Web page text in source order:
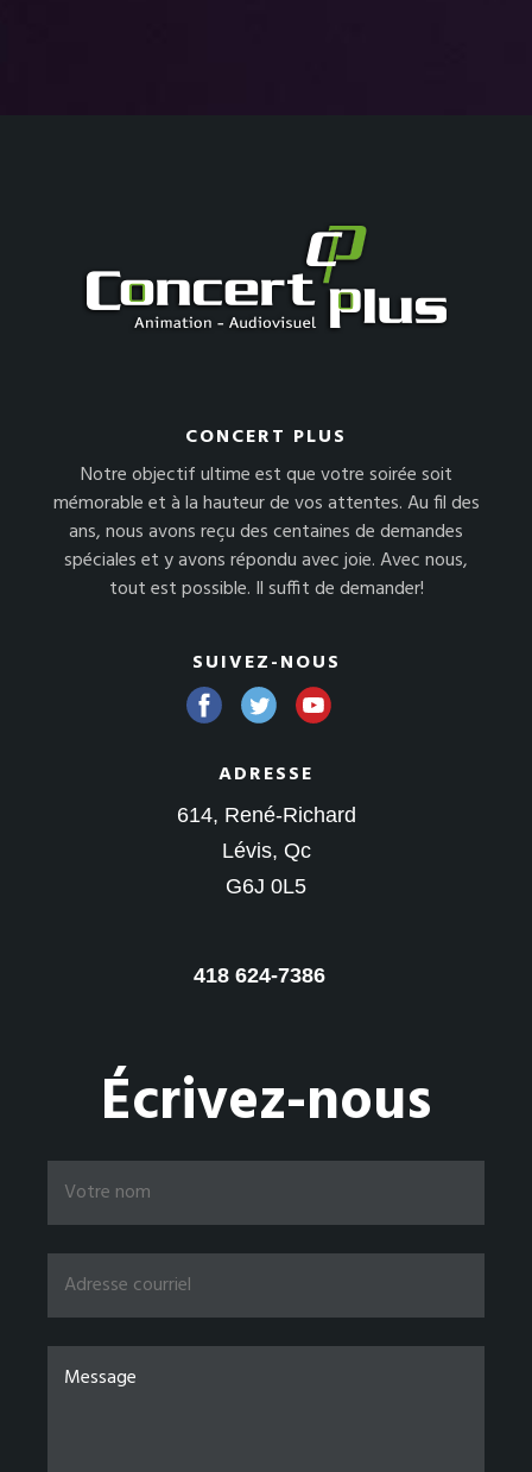
CONCERT PLUS
Notre objectif ultime est que votre soirée soit
mémorable et à la hauteur de vos attentes. Au fil des
ans, nous avons reçu des centaines de demandes
spéciales et y avons répondu avec joie. Avec nous,
tout est possible. Il suffit de demander!
SUIVEZ-NOUS
ADRESSE
614, René-Richard
Lévis, Qc
G6J 0L5
418 624-7386
Écrivez-nous